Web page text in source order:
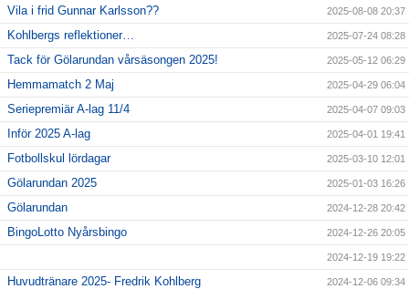
Vila i frid Gunnar Karlsson?? 2025-08-08 20:37
Kohlbergs reflektioner… 2025-07-24 08:28
Tack för Gölarundan vårsäsongen 2025! 2025-05-12 06:29
Hemmamatch 2 Maj 2025-04-29 06:04
Seriepremiär A-lag 11/4 2025-04-07 09:03
Inför 2025 A-lag 2025-04-01 19:41
Fotbollskul lördagar 2025-03-10 12:01
Gölarundan 2025 2025-01-03 16:26
Gölarundan 2024-12-28 20:42
BingoLotto Nyårsbingo 2024-12-26 20:05
2024-12-19 19:22
Huvudtränare 2025- Fredrik Kohlberg 2024-12-06 09:34